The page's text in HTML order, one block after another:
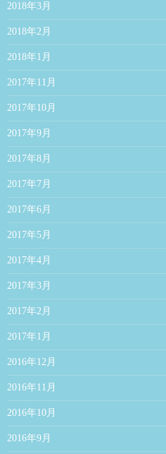
2018年3月
2018年2月
2018年1月
2017年11月
2017年10月
2017年9月
2017年8月
2017年7月
2017年6月
2017年5月
2017年4月
2017年3月
2017年2月
2017年1月
2016年12月
2016年11月
2016年10月
2016年9月